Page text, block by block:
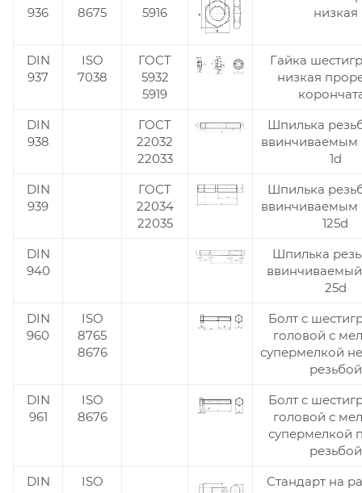
936
8675
5916
низкая
DIN
937
ISO
7038
ГОСТ
5932
5919
Гайка
низкая
DIN
938
ГОСТ
22032
22033
Шпилька
ввинчиваемым
1d
DIN
939
ГОСТ
22034
22035
Шпилька
ввинчиваемым
125d
DIN
940
Шпилька
25d
DIN
960
ISO
8765
8676
Болт с
головой с
супермелкой
резьбой
DIN
961
ISO
8676
Болт c
головой с
супермелкой
резьбой
DIN
ISO
Стандарт на